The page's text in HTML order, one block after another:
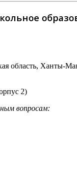
область, Ханты-
2)
вопросам: